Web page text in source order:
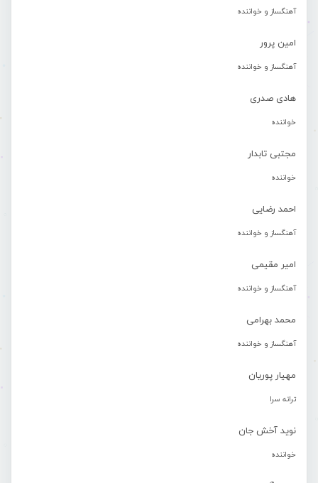
آهنگساز و خواننده
امین پرور
آهنگساز و خواننده
هادی صدری
خواننده
مجتبی تابدار
خواننده
احمد رضایی
آهنگساز و خواننده
امیر مقیمی
آهنگساز و خواننده
محمد بهرامی
آهنگساز و خواننده
مهیار پوریان
ترانه سرا
نوید آخش جان
خواننده